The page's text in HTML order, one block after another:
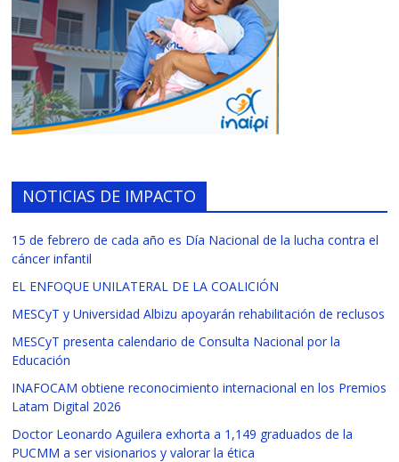
NOTICIAS DE IMPACTO
15 de febrero de cada año es Día Nacional de la lucha contra el
cáncer infantil
EL ENFOQUE UNILATERAL DE LA COALICIÓN
MESCyT y Universidad Albizu apoyarán rehabilitación de reclusos
MESCyT presenta calendario de Consulta Nacional por la
Educación
INAFOCAM obtiene reconocimiento internacional en los Premios
Latam Digital 2026
Doctor Leonardo Aguilera exhorta a 1,149 graduados de la
PUCMM a ser visionarios y valorar la ética